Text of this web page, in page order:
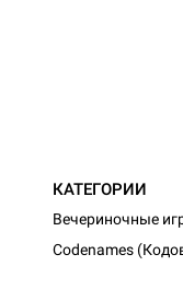
КАТЕГОРИИ
Вечериночные
Codenames